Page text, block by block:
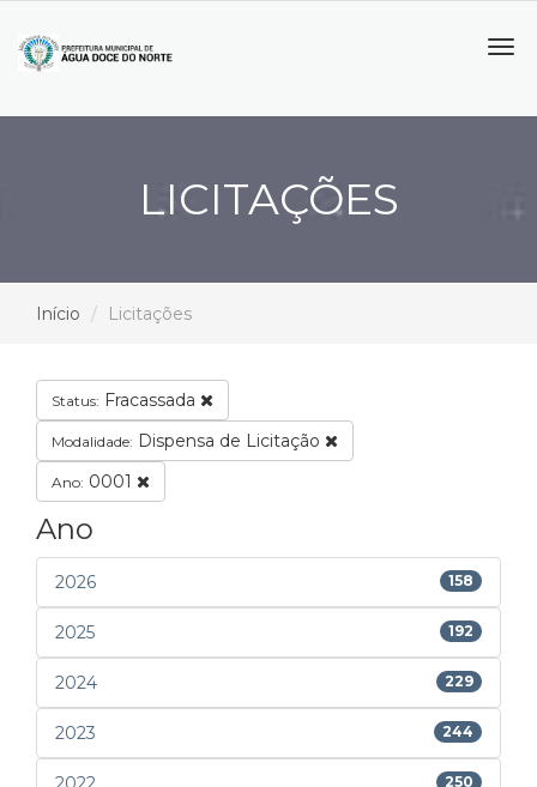
LICITAÇÕES
Início Licitações
Status: Fracassada
Modalidade: Dispensa de Licitação
Ano: 0001
Ano
2026 158
2025 192
2024 229
2023 244
250